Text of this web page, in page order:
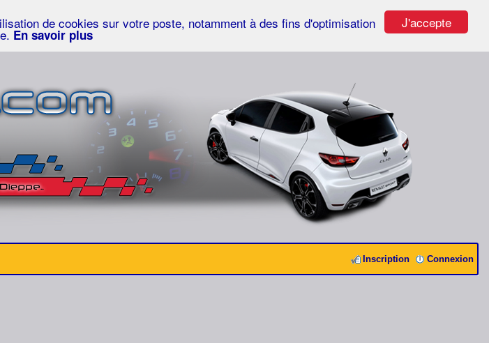
J'accepte
de cookies sur votre poste, notamment à des fins d'optimisation
En savoir plus
Connexion
Inscription